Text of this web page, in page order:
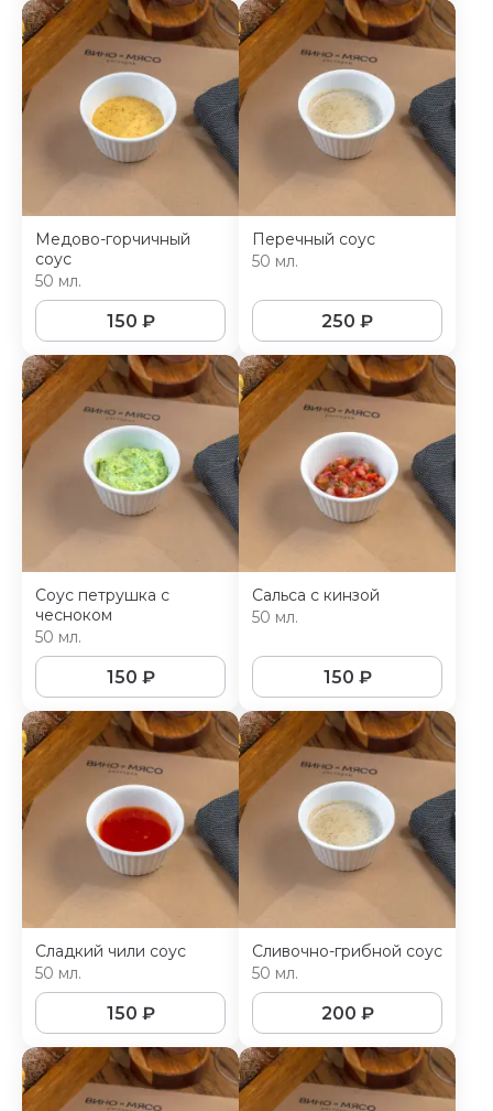
Медово-горчичный
соус
50 мл.
150 ₽
Перечный соус
50 мл.
250 ₽
Соус петрушка с
чесноком
50 мл.
150 ₽
Сальса с кинзой
50 мл.
150 ₽
Сладкий чили соус
50 мл.
150 ₽
Сливочно-грибной соус
50 мл.
200 ₽